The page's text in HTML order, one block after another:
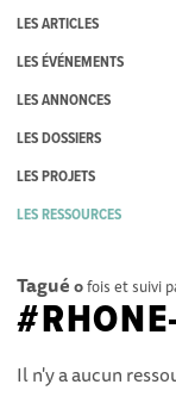
LES ARTICLES
LES ÉVÉNEMENTS
LES ANNONCES
LES DOSSIERS
LES PROJETS
LES RESSOURCES
Tagué 0fois et suivi
Il n'y a aucun